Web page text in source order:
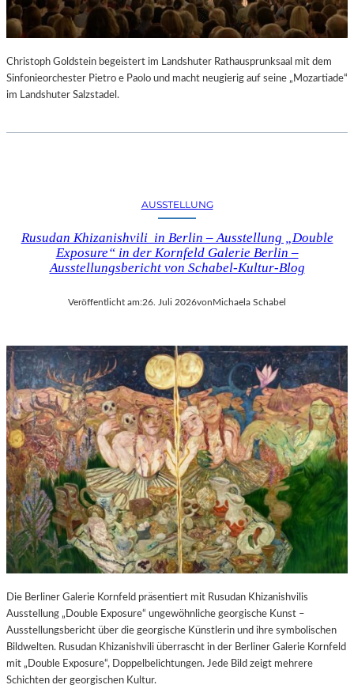
Christoph Goldstein begeistert im Landshuter Rathausprunksaal mit dem
Sinfonieorchester Pietro e Paolo und macht neugierig auf seine „Mozartiade“
im Landshuter Salzstadel.
AUSSTELLUNG
Rusudan Khizanishvili in Berlin – Ausstellung „Double
Exposure“ in der Kornfeld Galerie Berlin –
Ausstellungsbericht von Schabel-Kultur-Blog
Veröffentlicht am:26. Juli 2026von Michaela Schabel
Die Berliner Galerie Kornfeld präsentiert mit Rusudan Khizanishvilis
Ausstellung „Double Exposure“ ungewöhnliche georgische Kunst –
Ausstellungsbericht über die georgische Künstlerin und ihre symbolischen
Bildwelten. Rusudan Khizanishvili überrascht in der Berliner Galerie Kornfeld
mit „Double Exposure“, Doppelbelichtungen. Jede Bild zeigt mehrere
Schichten der georgischen Kultur.